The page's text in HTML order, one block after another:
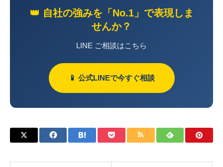
👑 自社の強みを「No.1」で表現しま
せんか？
LINE ご相談はこちら
📱 公式LINEで今すぐ相談